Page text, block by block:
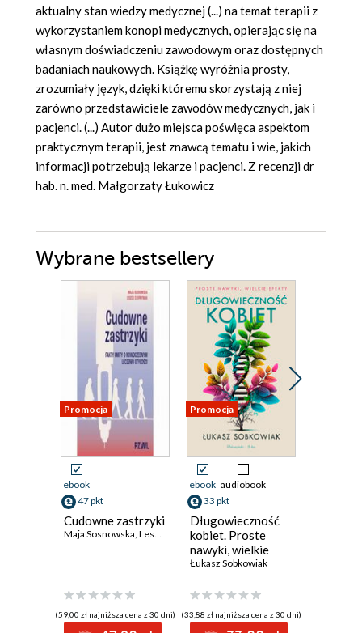
aktualny stan wiedzy medycznej (...) na temat terapii z
wykorzystaniem konopi medycznych, opierając się na
własnym doświadczeniu zawodowym oraz dostępnych
badaniach naukowych. Książkę wyróżnia prosty,
zrozumiały język, dzięki któremu skorzystają z niej
zarówno przedstawiciele zawodów medycznych, jak i
pacjenci. (...) Autor dużo miejsca poświęca aspektom
praktycznym terapii, jest znawcą tematu i wie, jakich
informacji potrzebują lekarze i pacjenci. Z recenzji dr
hab. n. med. Małgorzaty Łukowicz
Wybrane bestsellery
Promocja
ebook
47 pkt
Cudowne zastrzyki
Maja Sosnowska, Leszek Czupryniak
(59,00 zł najniższa cena z 30 dni)
Promocja
ebook audiobook
33 pkt
Długowieczność
kobiet. Proste
nawyki, wielkie
efekty
Łukasz Sobkowiak
(33,88 zł najniższa cena z 30 dni)